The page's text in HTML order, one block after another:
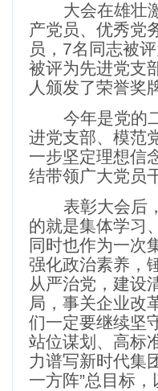
大会在雄壮
产党员、优秀党
员， 7名同志被
被评为先进党支
人颁发了荣誉奖
今年是党的
进党支部、模范
一步坚定理想信
结带领广大党员
表彰大会后
的就是集体学习
同时也作为一次
强化政治素养，
从严治党，建设
局，事关企业改
们一定要继续坚
站位谋划、高标
力谱写新时代集
一方阵”总目标